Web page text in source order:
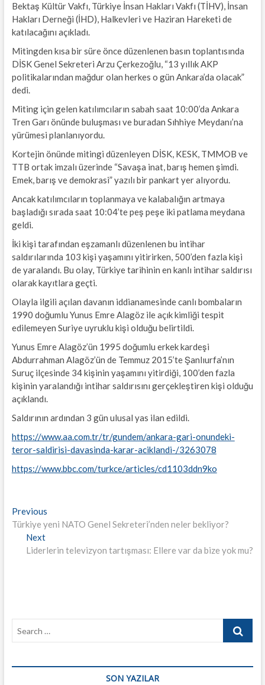
Bektaş Kültür Vakfı, Türkiye İnsan Hakları Vakfı (TİHV), İnsan
Hakları Derneği (İHD), Halkevleri ve Haziran Hareketi de
katılacağını açıkladı.
Mitingden kısa bir süre önce düzenlenen basın toplantısında
DİSK Genel Sekreteri Arzu Çerkezoğlu, “13 yıllık AKP
politikalarından mağdur olan herkes o gün Ankara’da olacak”
dedi.
Miting için gelen katılımcıların sabah saat 10:00’da Ankara
Tren Garı önünde buluşması ve buradan Sıhhiye Meydanı’na
yürümesi planlanıyordu.
Kortejin önünde mitingi düzenleyen DİSK, KESK, TMMOB ve
TTB ortak imzalı üzerinde “Savaşa inat, barış hemen şimdi.
Emek, barış ve demokrasi” yazılı bir pankart yer alıyordu.
Ancak katılımcıların toplanmaya ve kalabalığın artmaya
başladığı sırada saat 10:04’te peş peşe iki patlama meydana
geldi.
İki kişi tarafından eşzamanlı düzenlenen bu intihar
saldırılarında 103 kişi yaşamını yitirirken, 500’den fazla kişi
de yaralandı. Bu olay, Türkiye tarihinin en kanlı intihar saldırısı
olarak kayıtlara geçti.
Olayla ilgili açılan davanın iddianamesinde canlı bombaların
1990 doğumlu Yunus Emre Alagöz ile açık kimliği tespit
edilemeyen Suriye uyruklu kişi olduğu belirtildi.
Yunus Emre Alagöz’ün 1995 doğumlu erkek kardeşi
Abdurrahman Alagöz’ün de Temmuz 2015’te Şanlıurfa’nın
Suruç ilçesinde 34 kişinin yaşamını yitirdiği, 100’den fazla
kişinin yaralandığı intihar saldırısını gerçekleştiren kişi olduğu
açıklandı.
Saldırının ardından 3 gün ulusal yas ilan edildi.
https://www.aa.com.tr/tr/gundem/ankara-gari-onundeki-
teror-saldirisi-davasinda-karar-aciklandi-/3263078
https://www.bbc.com/turkce/articles/cd1103ddn9ko
Yazı
gezinmesi
PreviousPrevious
post:
Türkiye yeni NATO Genel Sekreteri’nden neler bekliyor?
NextNext
post:
Liderlerin televizyon tartışması: Ellere var da bize yok mu?
Search
SON YAZILAR